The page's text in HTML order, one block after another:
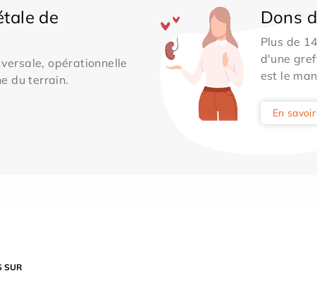
de
opérationnelle
du terrain.
Dons
Plus de
d'une
est le
En
SUR